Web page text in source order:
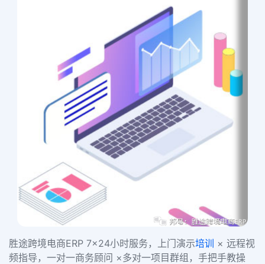
胜途跨境电商ERP 7×24小时服务，上门演示培训 × 远程视
频指导，一对一商务顾问 ×多对一项目群组，手把手教操